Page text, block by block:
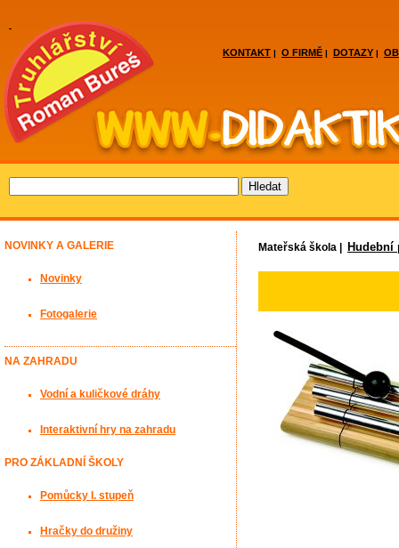
KONTAKT | O FIRMĚ | DOTAZY |
Mateřská škola | Hudební
NOVINKY A GALERIE
Novinky
Fotogalerie
NA ZAHRADU
Vodní a kuličkové dráhy
Interaktivní hry na zahradu
PRO ZÁKLADNÍ ŠKOLY
Pomůcky I. stupeň
Hračky do družiny